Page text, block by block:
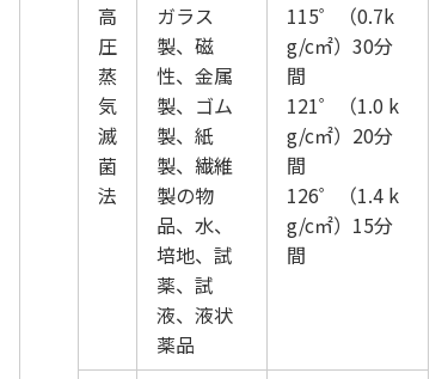
高
圧
蒸
気
滅
菌
法
ガラス
製、磁
性、金属
製、ゴム
製、紙
製、繊維
製の物
品、水、
培地、試
薬、試
液、液状
薬品
115゜（0.7k
g/c㎡）30分
間
121゜（1.0 k
g/c㎡）20分
間
126゜（1.4 k
g/c㎡）15分
間